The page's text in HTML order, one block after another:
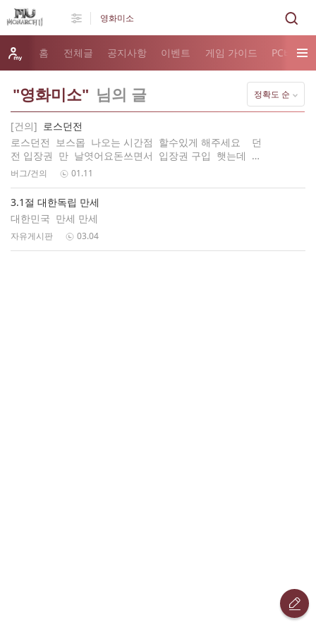
홈 전체글 공지사항 이벤트 게임 가이드 PC버전
"영화미소" 님의 글 정확도 순
[건의] 로스던전
로스던전 보스몹 나오는 시간점 할수있게 해주세요 던
전 입장권 만 날엿어요돈쓰면서 입장권 구입 햇는데 보
스 한 마리도 없네 이건 아니다 생각하네요
버그/건의 01.11
3.1절 대한독립 만세
대한민국 만세 만세
자유게시판 03.04